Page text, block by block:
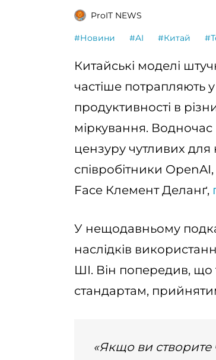
ProIT NEWS
#Новини #AI #Китай
Китайські моделі
частіше потрапляють
продуктивності в
міркування.
цензуру чутливих для
співробітники
Face Клемент Деланґ,
У нещодавньому
наслідків
ШІ. Він попередив, що
стандартам,
«Якщо ви створите